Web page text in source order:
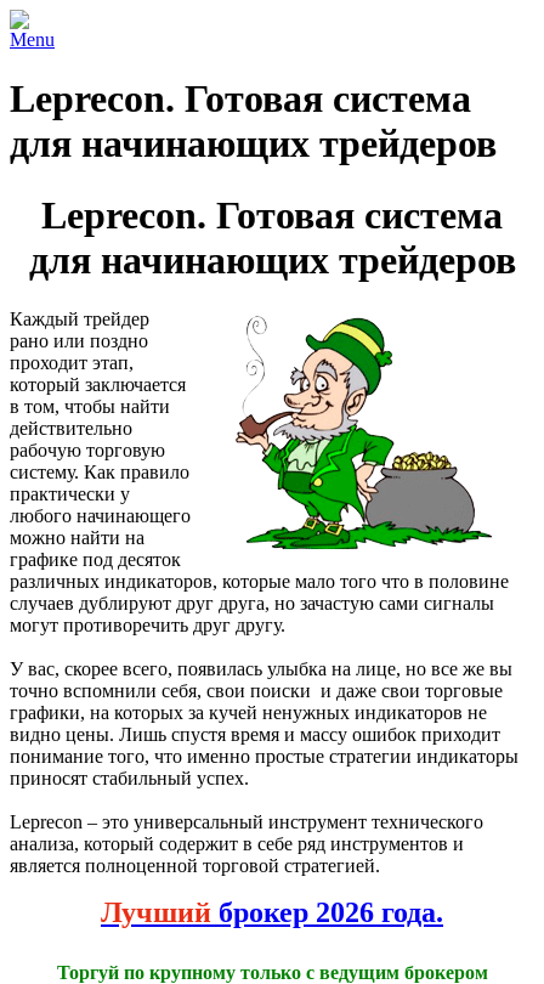
Menu
Leprecon. Готовая система
для начинающих трейдеров
Leprecon. Готовая система
для начинающих трейдеров
Каждый трейдер
рано или поздно
проходит этап,
который заключается
в том, чтобы найти
действительно
рабочую торговую
систему. Как правило
практически у
любого начинающего
можно найти на
графике под десяток
различных индикаторов, которые мало того что в половине
случаев дублируют друг друга, но зачастую сами сигналы
могут противоречить друг другу.
У вас, скорее всего, появилась улыбка на лице, но все же вы
точно вспомнили себя, свои поиски и даже свои торговые
графики, на которых за кучей ненужных индикаторов не
видно цены. Лишь спустя время и массу ошибок приходит
понимание того, что именно простые стратегии индикаторы
приносят стабильный успех.
Leprecon – это универсальный инструмент технического
анализа, который содержит в себе ряд инструментов и
является полноценной торговой стратегией.
Лучший брокер 2026 года.
Торгуй по крупному только с ведущим брокером